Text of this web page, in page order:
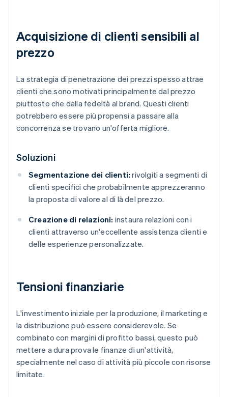
Acquisizione di clienti sensibili al
prezzo
La strategia di penetrazione dei prezzi spesso attrae
clienti che sono motivati principalmente dal prezzo
piuttosto che dalla fedeltà al brand. Questi clienti
potrebbero essere più propensi a passare alla
concorrenza se trovano un'offerta migliore.
Soluzioni
Segmentazione dei clienti: rivolgiti a segmenti di
clienti specifici che probabilmente apprezzeranno
la proposta di valore al di là del prezzo.
Creazione di relazioni: instaura relazioni con i
clienti attraverso un'eccellente assistenza clienti e
delle esperienze personalizzate.
Tensioni finanziarie
L'investimento iniziale per la produzione, il marketing e
la distribuzione può essere considerevole. Se
combinato con margini di profitto bassi, questo può
mettere a dura prova le finanze di un'attività,
specialmente nel caso di attività più piccole con risorse
limitate.